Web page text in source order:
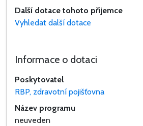
Další dotace tohoto příjemce
Vyhledat další dotace
Informace o dotaci
Poskytovatel
RBP, zdravotní pojišťovna
Název programu
neuveden